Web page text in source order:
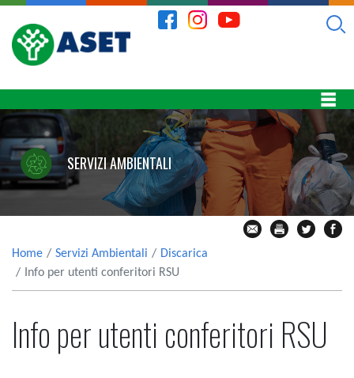
SERVIZI AMBIENTALI
Home Servizi Ambientali
Discarica
Info per utenti conferitori RSU
Info per utenti conferitori RSU